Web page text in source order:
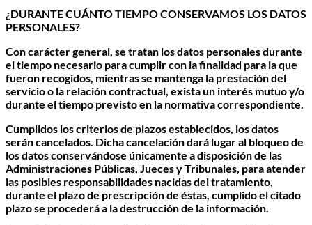
¿DURANTE CUÁNTO TIEMPO CONSERVAMOS LOS DATOS
PERSONALES?
Con carácter general, se tratan los datos personales durante
el tiempo necesario para cumplir con la finalidad para la que
fueron recogidos, mientras se mantenga la prestación del
servicio o la relación contractual, exista un interés mutuo y/o
durante el tiempo previsto en la normativa correspondiente.
Cumplidos los criterios de plazos establecidos, los datos
serán cancelados. Dicha cancelación dará lugar al bloqueo de
los datos conservándose únicamente a disposición de las
Administraciones Públicas, Jueces y Tribunales, para atender
las posibles responsabilidades nacidas del tratamiento,
durante el plazo de prescripción de éstas, cumplido el citado
plazo se procederá a la destrucción de la información.